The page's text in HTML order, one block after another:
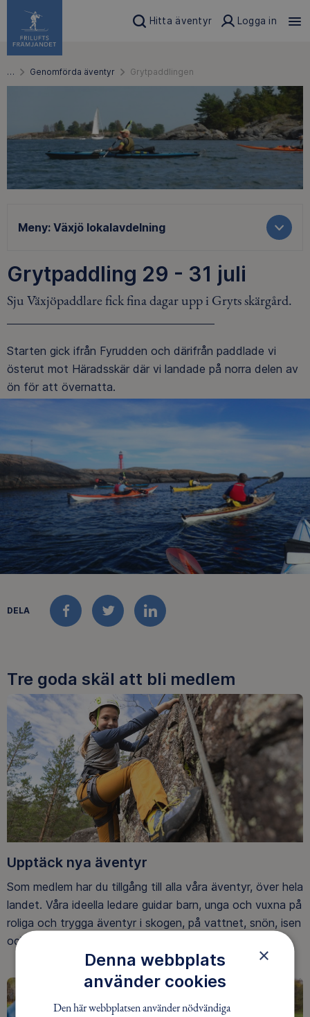
Hitta äventyr Logga in
… Genomförda äventyr Grytpaddlingen
Meny: Växjö lokalavdelning
Grytpaddling 29 - 31 juli
Sju Växjöpaddlare fick fina dagar upp i Gryts skärgård.
Starten gick ifrån Fyrudden och därifrån paddlade vi
österut mot Häradsskär där vi landade på norra delen av
ön för att övernatta.
DELA
FACEBOOKTWITTERLINKEDIN
Tre goda skäl att bli medlem
Upptäck nya äventyr
Som medlem har du tillgång till alla våra äventyr, över hela
landet. Våra ideella ledare guidar barn, unga och vuxna på
roliga och trygga äventyr i skogen, på vattnet, snön, isen
och på fjället.
×
Denna webbplats
använder cookies
Den här webbplatsen använder nödvändiga